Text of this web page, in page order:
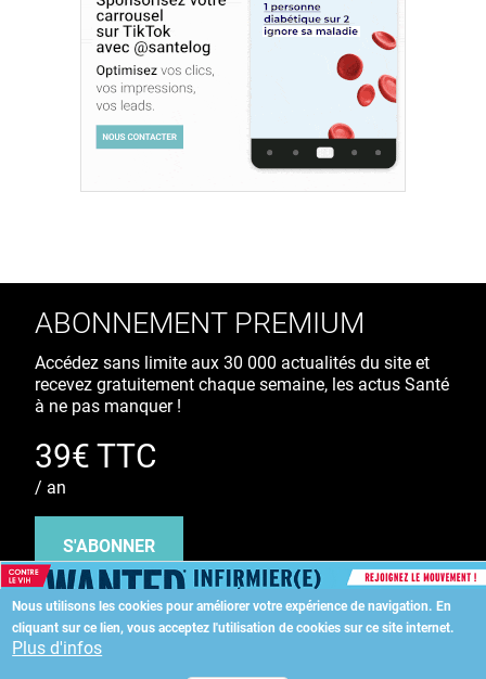
Nous utilisons les cookies pour améliorer votre expérience de navigation. En
cliquant sur ce lien, vous acceptez l'utilisation de cookies sur ce site internet.
Plus d'infos
ABONNEMENT PREMIUM
Accédez sans limite aux 30 000 actualités du site et
recevez gratuitement chaque semaine, les actus Santé
à ne pas manquer !
39€ TTC
/ an
S'ABONNER
Copyright